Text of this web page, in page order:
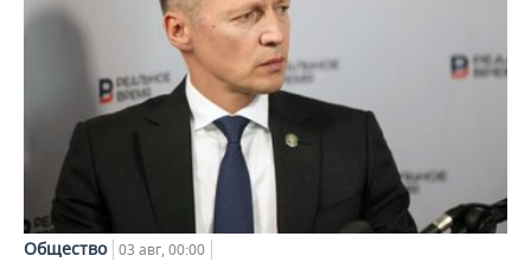
Общество 03 авг, 00:00